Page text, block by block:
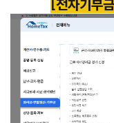
[전자기부